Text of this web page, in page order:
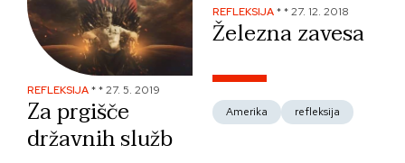
REFLEKSIJA**27. 5. 2019
Za prgišče
državnih služb
REFLEKSIJA**27. 12. 2018
Železna zavesa
Amerika refleksija